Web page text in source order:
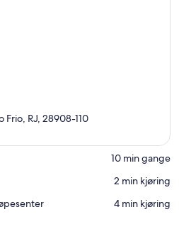
Frio, RJ, 28908-110
‪10 min gange‬
‪2 min kjøring‬
‪4 min kjøring‬